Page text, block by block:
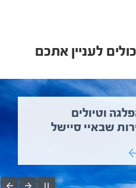
לעניין אתכם
וטיולים
שבאיי סיישל